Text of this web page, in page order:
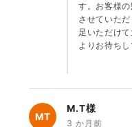
す。お客様
させていた
足いただけ
よりお待ちし
MT
M.T様
3 か月前